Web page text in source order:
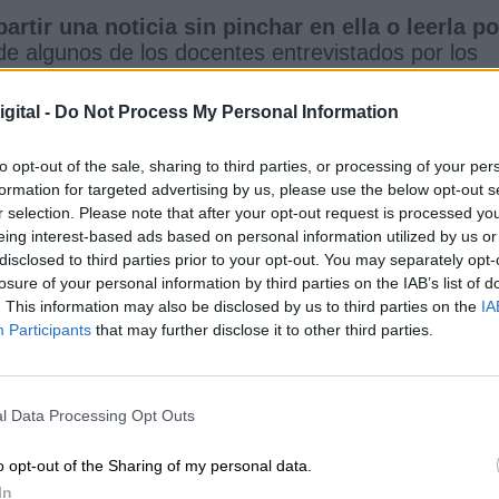
- Do Not Process My Personal Information
opt-out of the sale, sharing to third parties, or processing of your
for targeted advertising by us, please use the below opt-out
selection. Please note that after your opt-out request is processed
interest-based ads based on personal information utilized by us
to third parties prior to your opt-out. You may separately
of your personal information by third parties on the IAB’s list of
This information may also be disclosed by us to third parties on the
Participants that may further disclose it to other third parties.
Data Processing Opt Outs
opt-out of the Sharing of my personal data.
una noticia sin pinchar en ella o leerla
algunos de los docentes entrevistados por los
de la ESO consumen de manera
los contenidos. Esto hace más fácil que se
de buscar otras fuentes. El influencer se
no pasa por vigilar o prohibir, sino por
autónoma sepan distinguir la información
escuchan, ven y leen". "No se trata solo de
hay que introducir esta competencia de
”, ha sentenciado. Así, la Universidad Carlos
guía para docentes de la ESO
en la que se
que puedan trabajar de forma transversal la